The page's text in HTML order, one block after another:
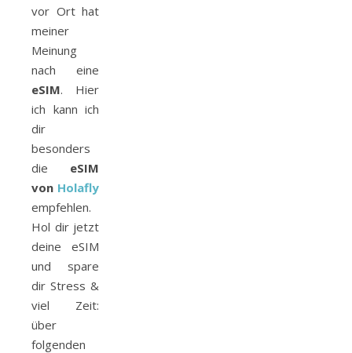
vor Ort hat
meiner
Meinung
nach eine
eSIM. Hier
ich kann ich
dir
besonders
die eSIM
von Holafly
empfehlen.
Hol dir jetzt
deine eSIM
und spare
dir Stress &
viel Zeit:
über
folgenden